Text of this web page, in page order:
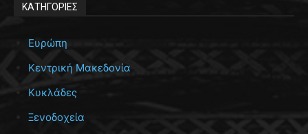
ΚΑΤΗΓΟΡΙΕΣ
Ευρώπη
Κεντρική Μακεδονία
Κυκλάδες
Ξενοδοχεία